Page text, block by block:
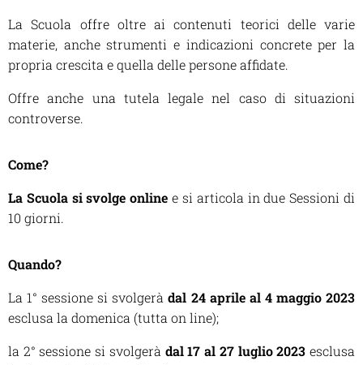
La Scuola offre oltre ai contenuti teorici delle varie
materie, anche strumenti e indicazioni concrete per la
propria crescita e quella delle persone affidate.
Offre anche una tutela legale nel caso di situazioni
controverse.
Come?
La Scuola si svolge onlinee si articola in due Sessioni di
10 giorni.
Quando?
La 1° sessione si svolgeràdal 24 aprile al 4 maggio 2023
esclusa la domenica (tutta on line);
la 2° sessione si svolgerà dal 17 al 27 luglio 2023 esclusa